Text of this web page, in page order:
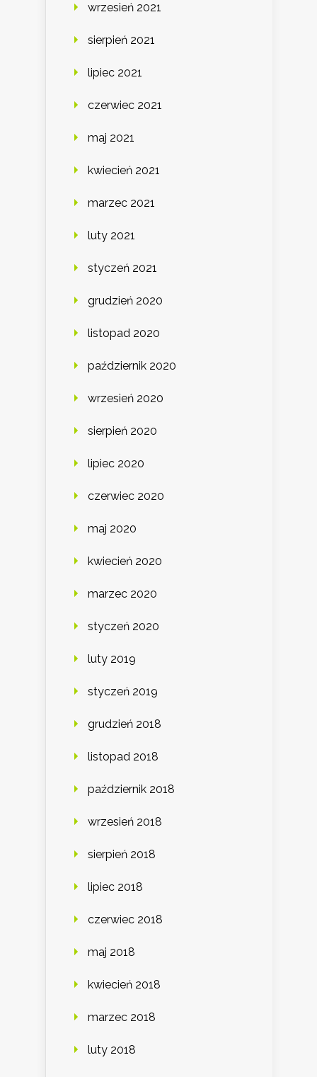
wrzesień 2021
sierpień 2021
lipiec 2021
czerwiec 2021
maj 2021
kwiecień 2021
marzec 2021
luty 2021
styczeń 2021
grudzień 2020
listopad 2020
październik 2020
wrzesień 2020
sierpień 2020
lipiec 2020
czerwiec 2020
maj 2020
kwiecień 2020
marzec 2020
styczeń 2020
luty 2019
styczeń 2019
grudzień 2018
listopad 2018
październik 2018
wrzesień 2018
sierpień 2018
lipiec 2018
czerwiec 2018
maj 2018
kwiecień 2018
marzec 2018
luty 2018